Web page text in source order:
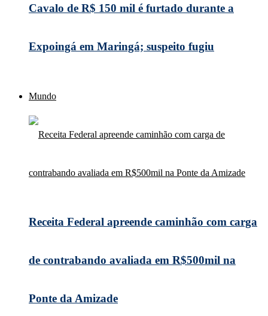
Cavalo de R$ 150 mil é furtado durante a
Expoingá em Maringá; suspeito fugiu
Mundo
Receita Federal apreende caminhão com carga
de contrabando avaliada em R$500mil na
Ponte da Amizade